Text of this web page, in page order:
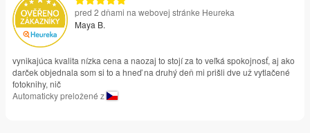
pred 2 dňami na webovej stránke Heureka
Maya B.
vynikajúca kvalita nízka cena a naozaj to stojí za to veľká spokojnosť, aj ako
darček objednala som si to a hneď na druhý deň mi prišli dve už vytlačené
fotoknihy, nič
Automaticky preložené z